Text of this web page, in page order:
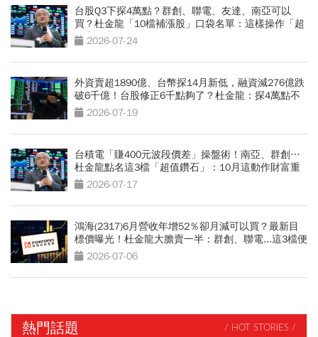
台股Q3下探4萬點？群創、聯電、友達、南亞可以
買？杜金龍「10檔補漲股」口袋名單：這樣操作「超
好賺的啦」
2026-07-24
外資賣超1890億、台幣探14月新低，融資減276億跌
破6千億！台股修正6千點夠了？杜金龍：探4萬點不
無可能
2026-07-19
台積電「賺400元波段價差」操盤術！南亞、群創…
杜金龍點名這3檔「超值鑽石」：10月這動作財富重
分配2026-07-17
鴻海(2317)6月營收年增52％卻月減可以買？最新目
標價曝光！杜金龍大膽賣一半：群創、聯電...這3檔便
當股更有肉
2026-07-06
熱門話題 / HOT STORIES /